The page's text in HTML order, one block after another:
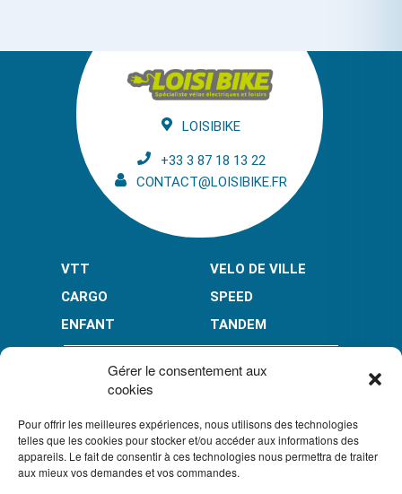
Gérer le consentement aux
cookies
Pour offrir les meilleures expériences, nous utilisons des technologies
telles que les cookies pour stocker et/ou accéder aux informations des
appareils. Le fait de consentir à ces technologies nous permettra de traiter
aux mieux vos demandes et vos commandes.
LOISIBIKE
+33 3 87 18 13 22
CONTACT@LOISIBIKE.FR
VTT
VELO DE VILLE
CARGO
SPEED
ENFANT
TANDEM
PAIEMENT EN PLUSIEURS FOIS* :
LIMITÉ À 3000 € POUR LE 10X. LIMITÉ À 6000 € POUR LE 3X ET 4X.
CONDITION GÉNÉRALES DE VENTE